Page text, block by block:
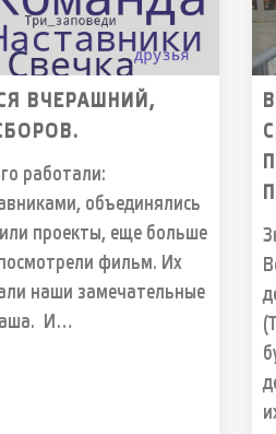
ВЧЕРАШНИЙ,
работали:
объединялись
проекты, еще больше
фильм. Их
наши замечательные
И…